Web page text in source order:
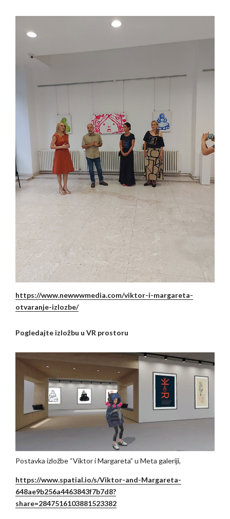
https://www.newwwmedia.com/viktor-i-margareta-
otvaranje-izlozbe/
Pogledajte izložbu u VR prostoru
Postavka izložbe “Viktor i Margareta” u Meta galeriji,
https://www.spatial.io/s/Viktor-and-Margareta-
648ae9b256a4463843f7b7d8?
share=2847516103881523382